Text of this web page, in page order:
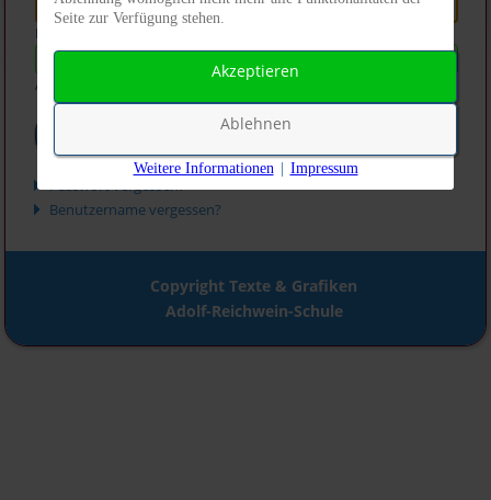
Passwort
Angemeldet bleiben
Passwort vergessen?
Benutzername vergessen?
Copyright Texte & Grafiken
Adolf-Reichwein-Schule
Seite zur Verfügung stehen.
Akzeptieren
Ablehnen
Weitere Informationen Impressum